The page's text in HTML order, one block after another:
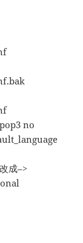
no
成–>